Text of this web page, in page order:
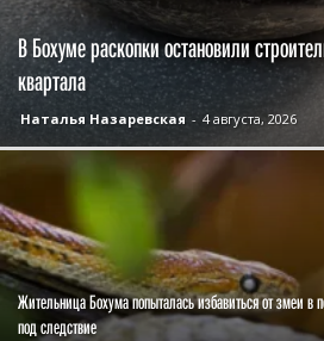
В Бохуме раскопки остановили
квартала
Наталья Назаревская - 4 августа, 2026
Жительница Бохума попыталась избавиться от змеи в
под следствие